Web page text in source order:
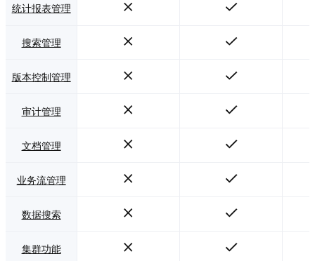
统计报表管理
搜索管理
版本控制管理
审计管理
文档管理
业务流管理
数据搜索
集群功能